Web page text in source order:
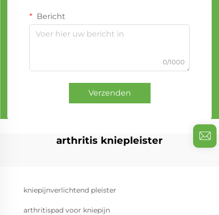
Bericht
0/1000
Verzenden
arthritis kniepleister
kniepijnverlichtend pleister
arthritispad voor kniepijn